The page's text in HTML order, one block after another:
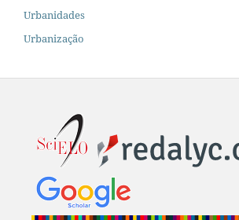
Urbanidades
Urbanização